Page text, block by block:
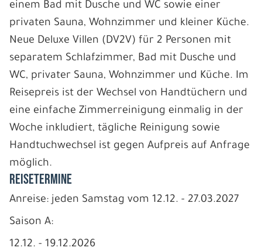
einem Bad mit Dusche und WC sowie einer
privaten Sauna, Wohnzimmer und kleiner Küche.
Neue Deluxe Villen (DV2V) für 2 Personen mit
separatem Schlafzimmer, Bad mit Dusche und
WC, privater Sauna, Wohnzimmer und Küche. Im
Reisepreis ist der Wechsel von Handtüchern und
eine einfache Zimmerreinigung einmalig in der
Woche inkludiert, tägliche Reinigung sowie
Handtuchwechsel ist gegen Aufpreis auf Anfrage
möglich.
REISETERMINE
Anreise: jeden Samstag vom 12.12. - 27.03.2027
Saison A:
12.12. - 19.12.2026